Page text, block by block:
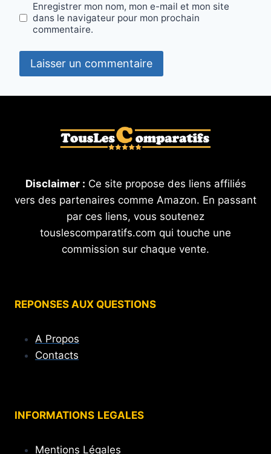
Enregistrer mon nom, mon e-mail et mon site
dans le navigateur pour mon prochain
commentaire.
Disclaimer : Ce site propose des liens affiliés
vers des partenaires comme Amazon. En passant
par ces liens, vous soutenez
touslescomparatifs.com qui touche une
commission sur chaque vente.
REPONSES AUX QUESTIONS
A Propos
Contacts
INFORMATIONS LEGALES
Mentions Légales